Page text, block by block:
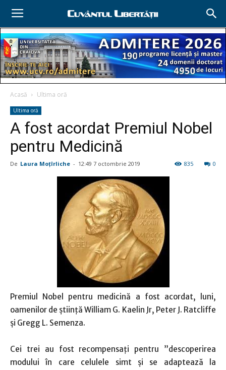
Acasă Ultima oră
Ultima oră
A fost acordat Premiul Nobel
pentru Medicină
De Laura Moţîrliche - 12:49 7 octombrie 2019 0
835
Premiul Nobel pentru medicină a fost acordat, luni,
oamenilor de știință William G. Kaelin Jr, Peter J. Ratcliffe
și Gregg L. Semenza.
Cei trei au fost recompensaţi pentru ”descoperirea
modului în care celulele simt şi se adaptează la